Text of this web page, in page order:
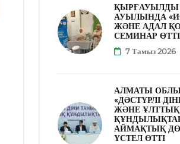
ҚЫРҒАУЫЛДЫ
АУЫЛЫНДА
ЖӘНЕ АДАЛ
СЕМИНАР ӨТТІ
7 Тамыз 2026
АЛМАТЫ
«ДӘСТҮРЛІ
ЖӘНЕ ҰЛТТЫҚ
АЙМАҚТЫҚ
ҮСТЕЛ ӨТТІ